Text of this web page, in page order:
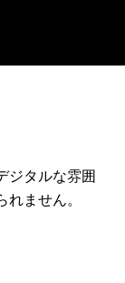
ジタルな雰囲
ません。